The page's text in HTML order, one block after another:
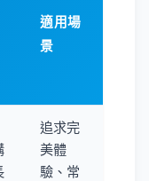
適用場
景
追求完
美體
驗、常